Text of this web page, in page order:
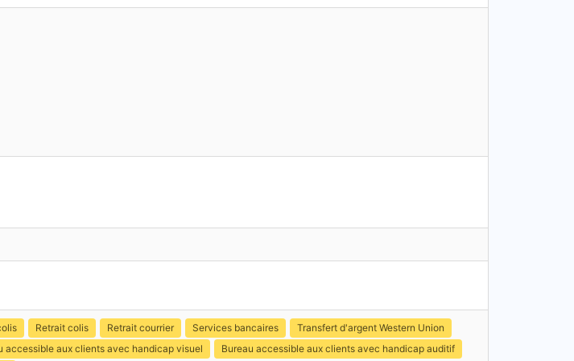
Retrait colis Retrait courrier Services bancaires
Transfert d'argent Western Union
accessible aux clients avec handicap visuel
Bureau accessible aux clients avec handicap auditif